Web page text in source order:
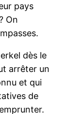
pays
On
dès le
arrêter un
et qui
de